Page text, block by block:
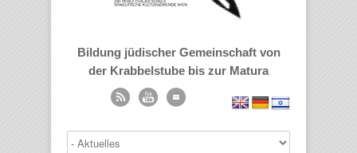
Bildung jüdischer Gemeinschaft von
der Krabbelstube bis zur Matura